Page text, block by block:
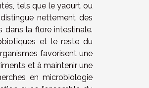
tels que le yaourt ou
nettement des
dans la flore intestinale.
et le reste du
favorisent une
et à maintenir une
en microbiologie